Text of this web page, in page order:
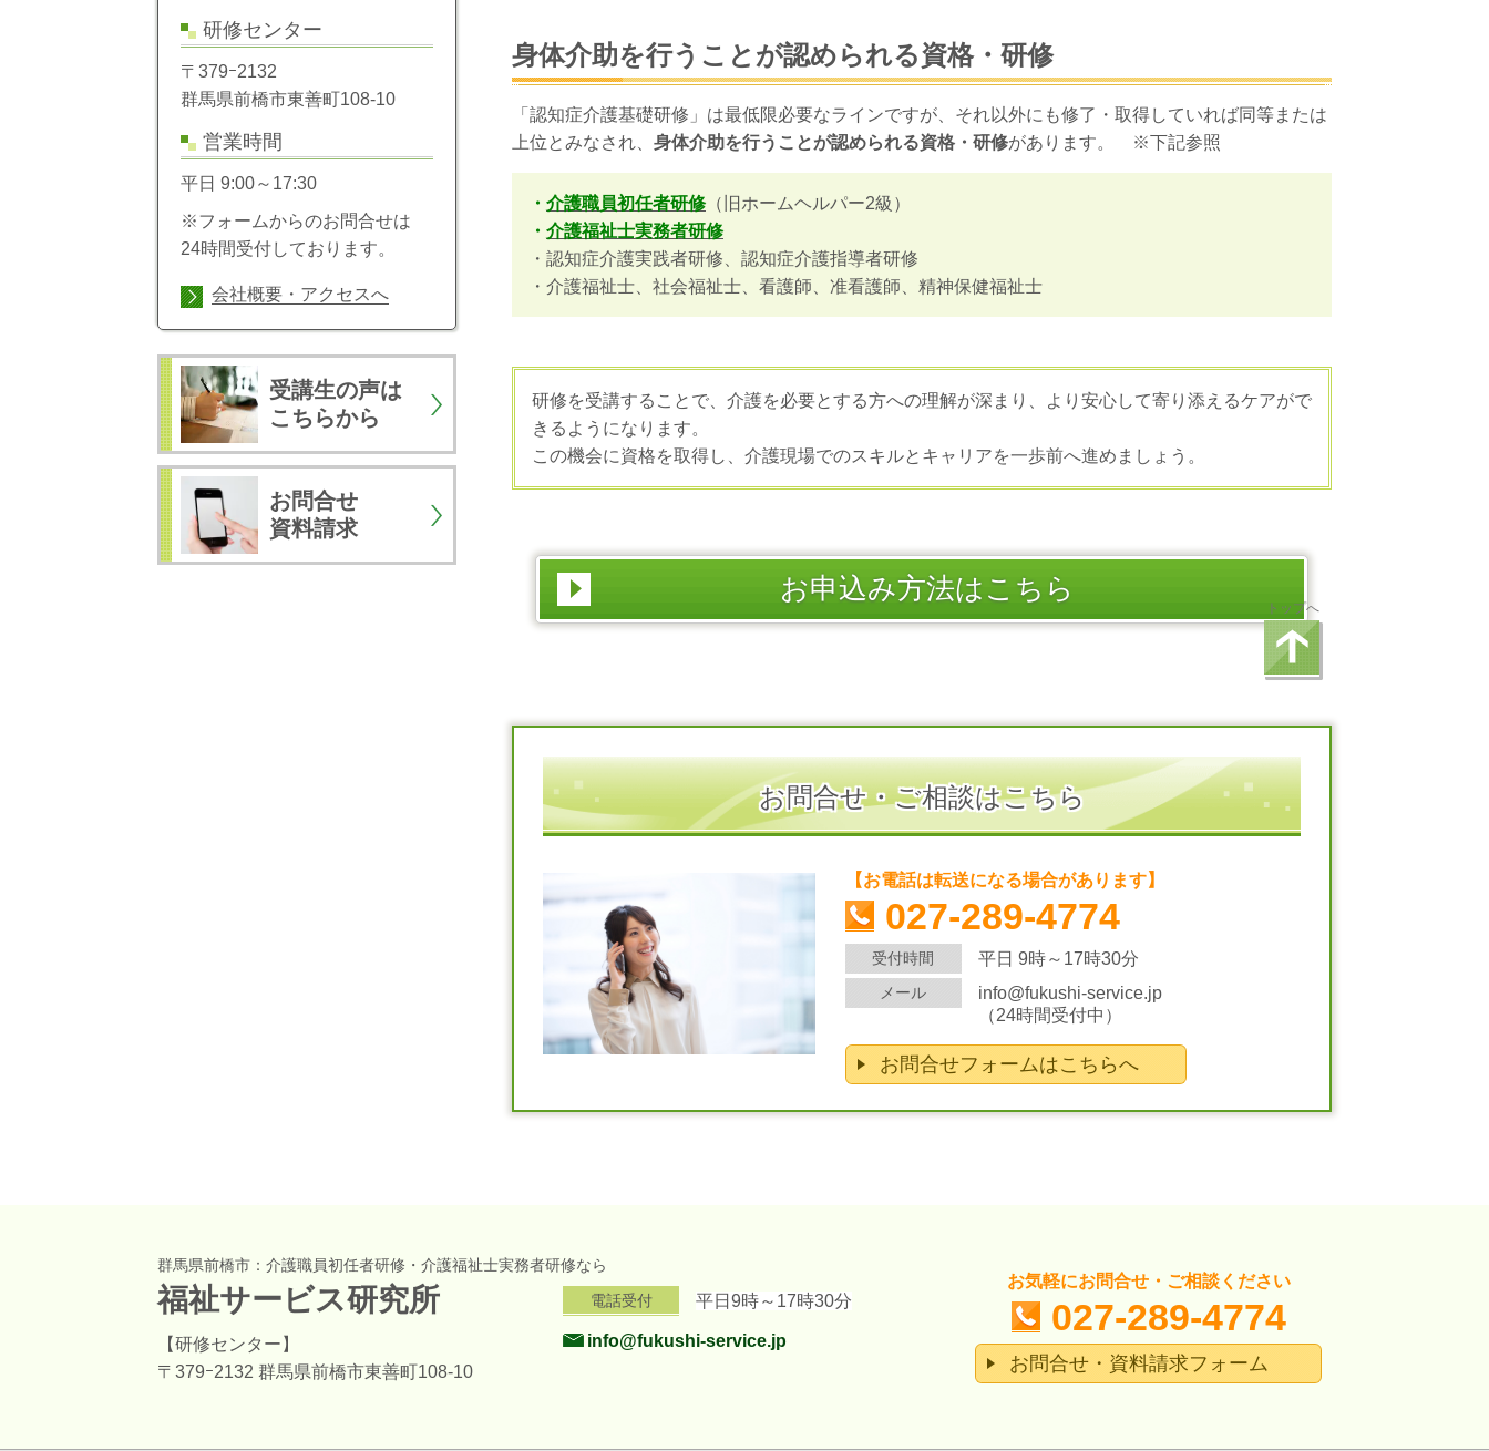
身体介助を行うことが認められる資格・研修
「認知症介護基礎研修」は最低限必要なラインですが、それ以外にも修了・取得していれば同等または
上位とみなされ、 身体介助を行うことが認められる資格・研修があります。 ※下記参照
・ 介護職員初任者研修 （旧ホームヘルパー2級）
・ 介護福祉士実務者研修
・認知症介護実践者研修、認知症介護指導者研修
・介護福祉士、社会福祉士、看護師、准看護師、精神保健福祉士
研修を受講することで、介護を必要とする方への理解が深まり、より安心して寄り添えるケアがで
きるようになります。
この機会に資格を取得し、介護現場でのスキルとキャリアを一歩前へ進めましょう。
お申込み方法はこちら
トップへ
お問合せ・ご相談はこちら
【お電話は転送になる場合があります】
027-289-4774
受付時間 平日 9時～17時30分
メール
info@fukushi-service.jp
（24時間受付中）
お問合せフォームはこちらへ
研修センター
〒379ｰ2132
群馬県前橋市東善町108-10
営業時間
平日 9:00～17:30
※フォームからのお問合せは
24時間受付しております。
会社概要・アクセスへ
受講生の声は
こちらから
お問合せ
資料請求
群馬県前橋市：介護職員初任者研修・介護福祉士実務者研修なら
福祉サービス研究所
【研修センター】
〒379ｰ2132 群馬県前橋市東善町108-10
電話受付 平日9時～17時30分
info@fukushi-service.jp
お気軽にお問合せ・ご相談ください
027-289-4774
お問合せ・資料請求フォーム